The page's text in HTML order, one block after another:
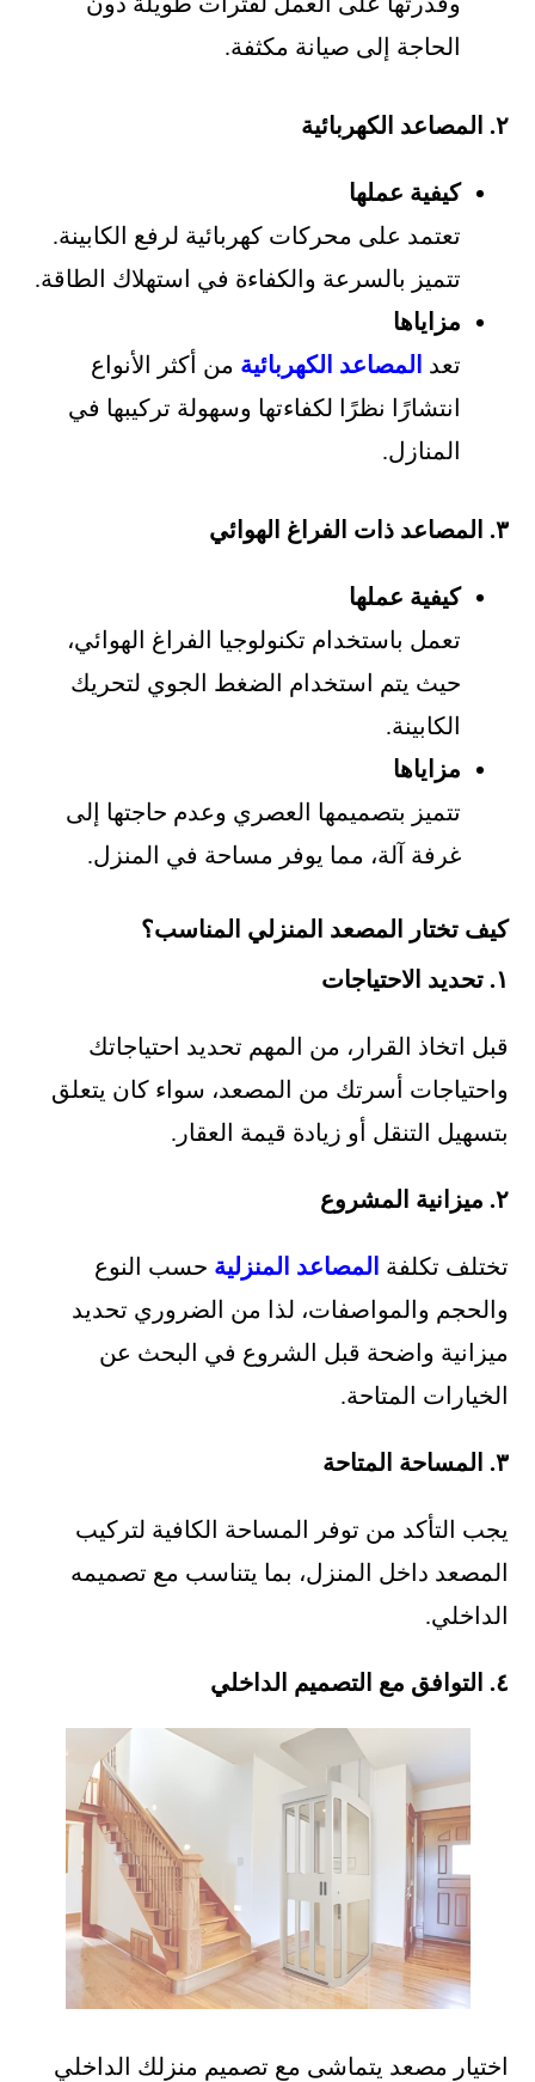
الحاجة إلى صيانة مكثفة.
٢. المصاعد الكهربائية
كيفية عملها
تعتمد على محركات كهربائية لرفع الكابينة.
تتميز بالسرعة والكفاءة في استهلاك الطاقة.
مزاياها
تعد المصاعد الكهربائية من أكثر الأنواع
انتشارًا نظرًا لكفاءتها وسهولة تركيبها في
المنازل.
٣. المصاعد ذات الفراغ الهوائي
كيفية عملها
تعمل باستخدام تكنولوجيا الفراغ الهوائي،
حيث يتم استخدام الضغط الجوي لتحريك
الكابينة.
مزاياها
تتميز بتصميمها العصري وعدم حاجتها إلى
غرفة آلة، مما يوفر مساحة في المنزل.
كيف تختار المصعد المنزلي المناسب؟
١. تحديد الاحتياجات
قبل اتخاذ القرار، من المهم تحديد احتياجاتك
واحتياجات أسرتك من المصعد، سواء كان يتعلق
بتسهيل التنقل أو زيادة قيمة العقار.
٢. ميزانية المشروع
تختلف تكلفة المصاعد المنزلية حسب النوع
والحجم والمواصفات، لذا من الضروري تحديد
ميزانية واضحة قبل الشروع في البحث عن
الخيارات المتاحة.
٣. المساحة المتاحة
يجب التأكد من توفر المساحة الكافية لتركيب
المصعد داخل المنزل، بما يتناسب مع تصميمه
الداخلي.
٤. التوافق مع التصميم الداخلي
اختيار مصعد يتماشى مع تصميم منزلك الداخلي